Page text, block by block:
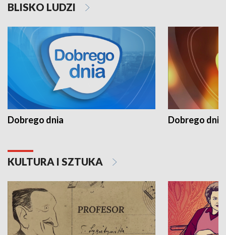
BLISKO LUDZI
Dobrego dnia Dobrego dnia
KULTURA I SZTUKA